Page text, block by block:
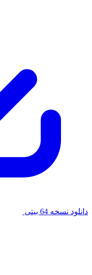
دانلود نسخه 64 بیتی